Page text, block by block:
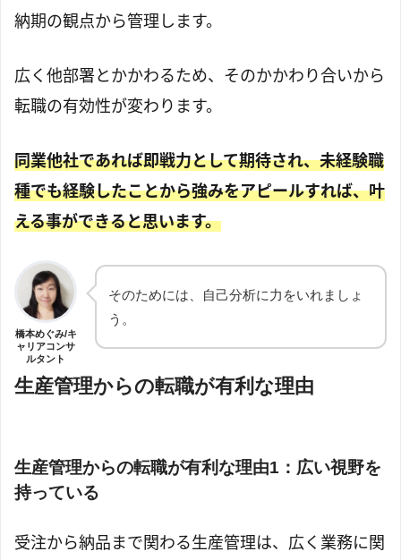
納期の観点から管理します。
広く他部署とかかわるため、そのかかわり合いから
転職の有効性が変わります。
同業他社であれば即戦力として期待され、未経験職
種でも経験したことから強みをアピールすれば、叶
える事ができると思います。
橋本めぐみ/キ
ャリアコンサ
ルタント
そのためには、自己分析に力をいれましょ
う。
生産管理からの転職が有利な理由
生産管理からの転職が有利な理由1：広い視野を
持っている
受注から納品まで関わる生産管理は、広く業務に関